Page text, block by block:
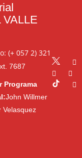
(+ 057 2) 321
7687
Programa
John Willmer
Velasquez